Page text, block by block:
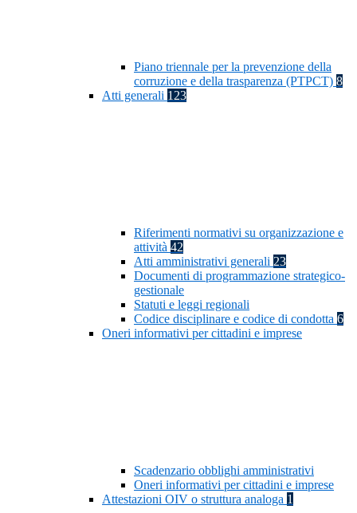
Piano triennale per la prevenzione della
corruzione e della trasparenza (PTPCT) 8
Atti generali 123
Riferimenti normativi su organizzazione e
attività 42
Atti amministrativi generali 23
Documenti di programmazione strategico-
gestionale
Statuti e leggi regionali
Codice disciplinare e codice di condotta 6
Oneri informativi per cittadini e imprese
Scadenzario obblighi amministrativi
Oneri informativi per cittadini e imprese
Attestazioni OIV o struttura analoga 1